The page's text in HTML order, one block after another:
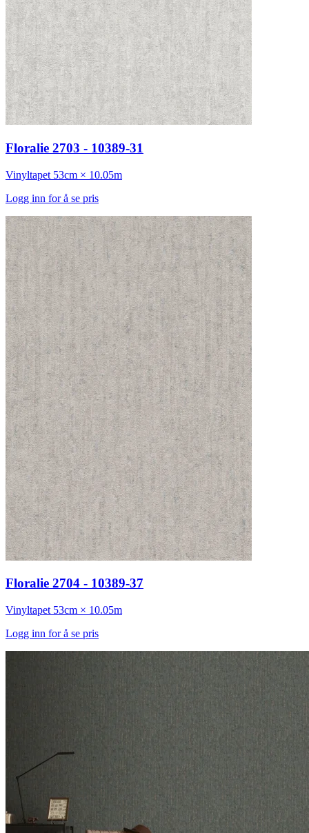
Floralie 2703 - 10389-31
Vinyltapet 53cm × 10.05m
Logg inn for å se pris
Floralie 2704 - 10389-37
Vinyltapet 53cm × 10.05m
Logg inn for å se pris